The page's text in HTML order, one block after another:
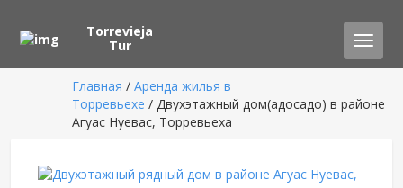
Toggle
Torrevieja
Tur
Главная / Аренда жилья в
Торревьехе / Двухэтажный дом(адосадо) в районе
Агуас Нуевас, Торревьеха